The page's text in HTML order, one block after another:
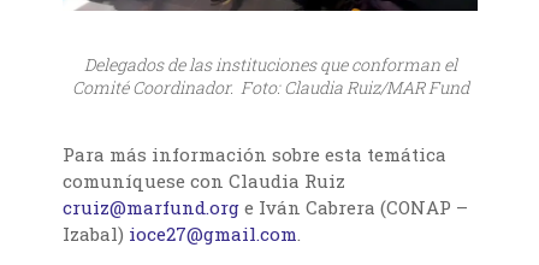
Delegados de las instituciones que conforman el
Comité Coordinador. Foto: Claudia Ruiz/MAR Fund
Para más información sobre esta temática
comuníquese con Claudia Ruiz
cruiz@marfund.org e Iván Cabrera (CONAP –
Izabal) ioce27@gmail.com